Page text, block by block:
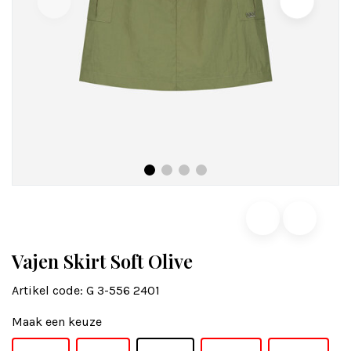
Vajen Skirt Soft Olive
Artikel code: G 3-556 2401
Maak een keuze